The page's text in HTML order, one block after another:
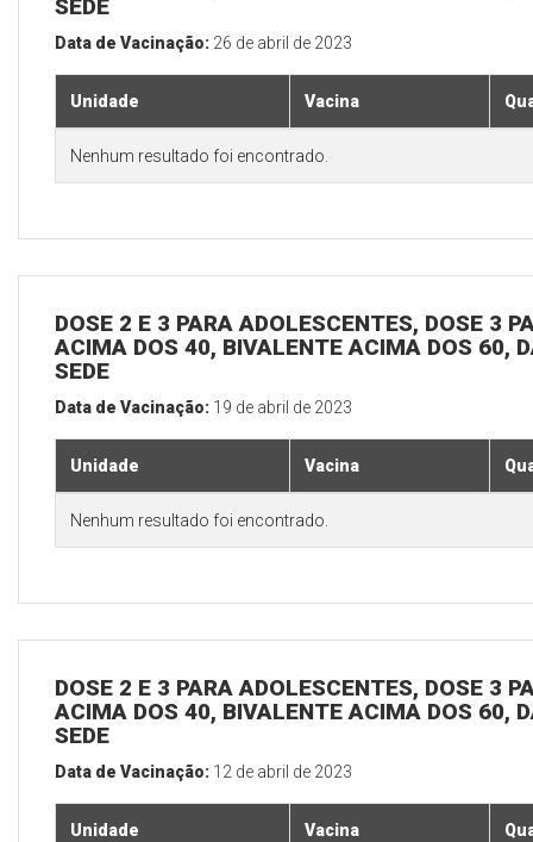
SEDE
Data de Vacinação: 26 de abril de 2023
Unidade Vacina
Nenhum resultado foi encontrado.
DOSE 2 E 3 PARA ADOLESCENTES, DOSE 3
ACIMA DOS 40, BIVALENTE ACIMA DOS 60,
SEDE
Data de Vacinação: 19 de abril de 2023
Unidade Vacina
Nenhum resultado foi encontrado.
DOSE 2 E 3 PARA ADOLESCENTES, DOSE 3
ACIMA DOS 40, BIVALENTE ACIMA DOS 60,
SEDE
Data de Vacinação: 12 de abril de 2023
Unidade Vacina